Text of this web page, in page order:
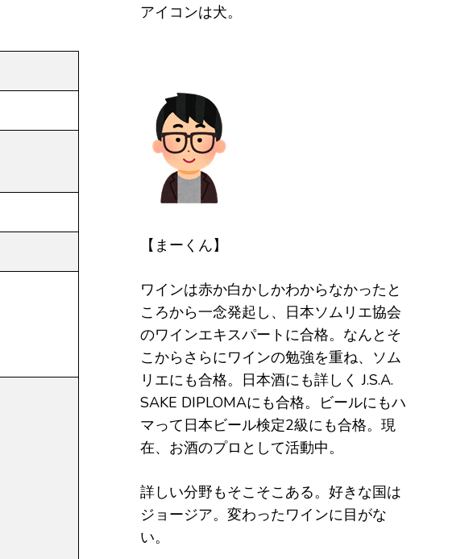
アイコンは犬。
【まーくん】
ワインは赤か白かしかわからなかったと
ころから一念発起し、日本ソムリエ協会
のワインエキスパートに合格。なんとそ
こからさらにワインの勉強を重ね、ソム
リエにも合格。日本酒にも詳しく J.S.A.
SAKE DIPLOMAにも合格。ビールにもハ
マって日本ビール検定2級にも合格。現
在、お酒のプロとして活動中。
詳しい分野もそこそこある。好きな国は
ジョージア。変わったワインに目がな
い。